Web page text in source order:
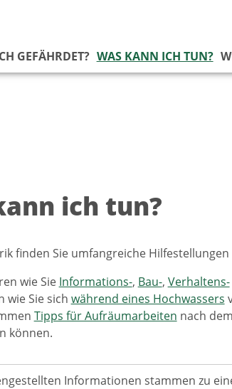
GEFÄHRDET? WAS KANN ICH TUN?
ich tun?
finden Sie umfangreiche
wie Sie Informations-, Bau-, Verhaltens-
wie Sie sich während eines Hochwassers
Tipps für Aufräumarbeiten nach
können.
Informationen stammen zu